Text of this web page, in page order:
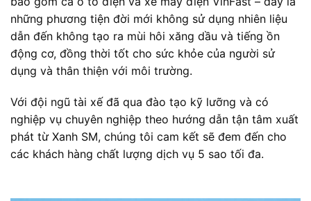
những phương tiện đời mới không sử dụng nhiên liệu
dẫn đến không tạo ra mùi hôi xăng dầu và tiếng ồn
động cơ, đồng thời tốt cho sức khỏe của người sử
dụng và thân thiện với môi trường.
Với đội ngũ tài xế đã qua đào tạo kỹ lưỡng và có
nghiệp vụ chuyên nghiệp theo hướng dẫn tận tâm xuất
phát từ Xanh SM, chúng tôi cam kết sẽ đem đến cho
các khách hàng chất lượng dịch vụ 5 sao tối đa.